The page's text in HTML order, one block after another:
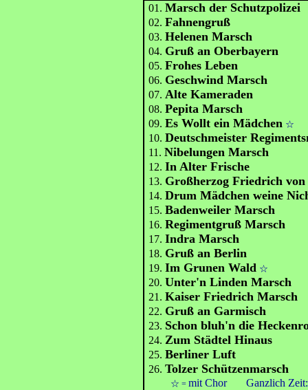
01.Marsch der Schutzpolizei
02.Fahnengruß
03.Helenen Marsch
04. Gruß an Oberbayern
05.Frohes Leben
06. Geschwind Marsch
07. Alte Kameraden
08.Pepita Marsch
09.Es Wollt ein Mädchen ☆
10.Deutschmeister
11.Nibelungen Marsch
12.In Alter Frische
13. Großherzog Friedrich von
14.Drum Mädchen weine
15.Badenweiler Marsch
16.Regimentgruß Marsch
17.Indra Marsch
18. Gruß an Berlin
19.Im Grunen Wald ☆
20.Unter'n Linden Marsch
21.Kaiser Friedrich Marsch
22. Gruß an Garmisch
23. Schon bluh'n die
24. Zum Städtel Hinaus
25.Berliner Luft
26.Tolzer Schützenmarsch
☆ = mit Chor Ganzlich